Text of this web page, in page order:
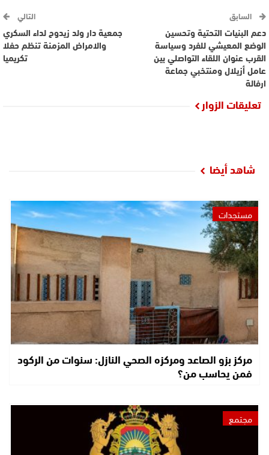
السابق
دعم البنيات التحتية وتحسين
الوضع المعيشي للفرد وسياسة
القرب عنوان اللقاء التواصلي بين
عامل أزيلال ومنتخبي جماعة
ارفالة
التالي
جمعية دار ولد زيدوح لداء السكري
والامراض المزمنة تنظم حفلا
تكريميا
تعليقات الزوار
شاهد أيضا
مستجدات
مركز بزو الصاعد ومركزه الصحي النازل: سنوات من الركود
فمن يحاسب من؟
مجتمع